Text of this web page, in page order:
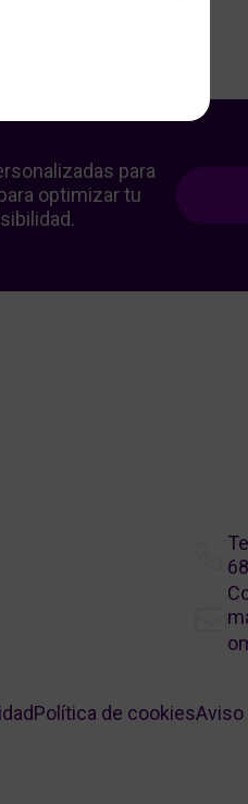
para
optimizar tu
Política de cookiesAviso